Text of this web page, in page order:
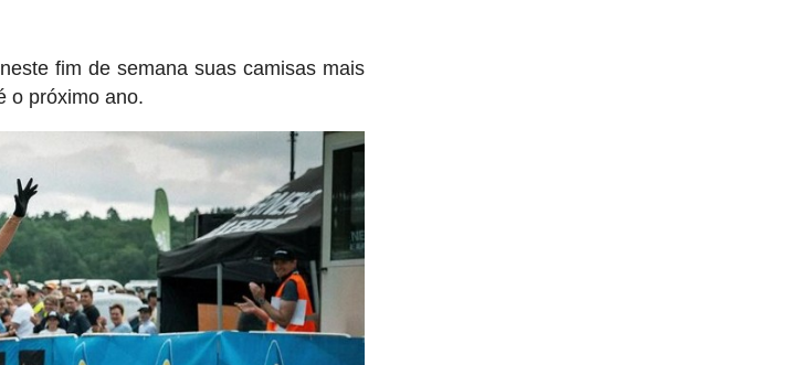
fim de semana suas camisas mais
o próximo ano.